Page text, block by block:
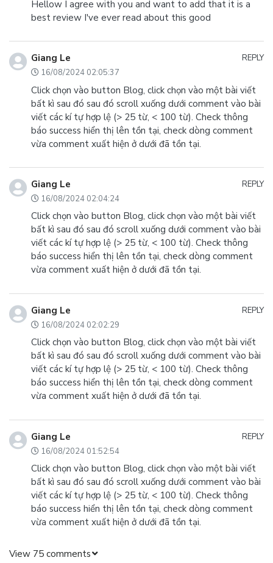
Hellow I agree with you and want to add that it is a
best review I've ever read about this good
Giang Le
16/08/2024 02:05:37
Click chọn vào button Blog, click chọn vào một bài viết
bất kì sau đó sau đó scroll xuống dưới comment vào bài
viết các kí tự hợp lệ (> 25 từ, < 100 từ). Check thông
báo success hiển thị lên tồn tại, check dòng comment
vừa comment xuất hiện ở dưới đã tồn tại.
REPLY
Giang Le
16/08/2024 02:04:24
Click chọn vào button Blog, click chọn vào một bài viết
bất kì sau đó sau đó scroll xuống dưới comment vào bài
viết các kí tự hợp lệ (> 25 từ, < 100 từ). Check thông
báo success hiển thị lên tồn tại, check dòng comment
vừa comment xuất hiện ở dưới đã tồn tại.
REPLY
Giang Le
16/08/2024 02:02:29
Click chọn vào button Blog, click chọn vào một bài viết
bất kì sau đó sau đó scroll xuống dưới comment vào bài
viết các kí tự hợp lệ (> 25 từ, < 100 từ). Check thông
báo success hiển thị lên tồn tại, check dòng comment
vừa comment xuất hiện ở dưới đã tồn tại.
REPLY
Giang Le
16/08/2024 01:52:54
Click chọn vào button Blog, click chọn vào một bài viết
bất kì sau đó sau đó scroll xuống dưới comment vào bài
viết các kí tự hợp lệ (> 25 từ, < 100 từ). Check thông
báo success hiển thị lên tồn tại, check dòng comment
vừa comment xuất hiện ở dưới đã tồn tại.
REPLY
View 75 comments